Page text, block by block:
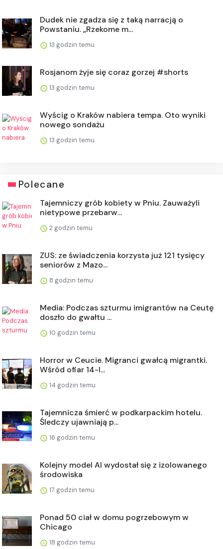
Dudek nie zgadza się z taką narracją o
Powstaniu. „Rzekome m...
13 godzin temu
Rosjanom żyje się coraz gorzej #shorts
13 godzin temu
Wyścig o Kraków nabiera tempa. Oto wyniki
nowego sondażu
13 godzin temu
Polecane
Tajemniczy grób kobiety w Pniu. Zauważyli
nietypowe przebarw...
2 godzin temu
ZUS: ze świadczenia korzysta już 121 tysięcy
seniorów z Mazo...
8 godzin temu
Media: Podczas szturmu imigrantów na Ceutę
doszło do gwałtu ...
10 godzin temu
Horror w Ceucie. Migranci gwałcą migrantki.
Wśród ofiar 14-l...
14 godzin temu
Tajemnicza śmierć w podkarpackim hotelu.
Śledczy ujawniają p...
16 godzin temu
Kolejny model AI wydostał się z izolowanego
środowiska
17 godzin temu
Ponad 50 ciał w domu pogrzebowym w
Chicago
18 godzin temu